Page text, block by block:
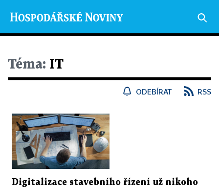
Téma: IT
ODEBÍRAT RSS
Digitalizace stavebního řízení už nikoho